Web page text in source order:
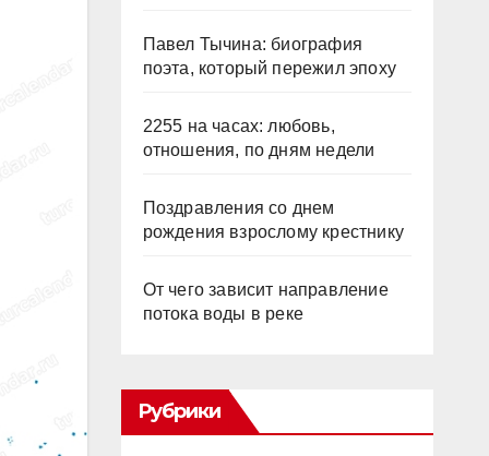
Павел Тычина: биография
поэта, который пережил эпоху
2255 на часах: любовь,
отношения, по дням недели
Поздравления со днем
рождения взрослому крестнику
От чего зависит направление
потока воды в реке
Рубрики